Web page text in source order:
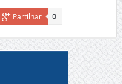
Partilhar 0